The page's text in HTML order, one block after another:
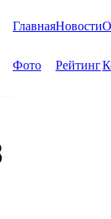
ГлавнаяНовости
Фото Рейтинг